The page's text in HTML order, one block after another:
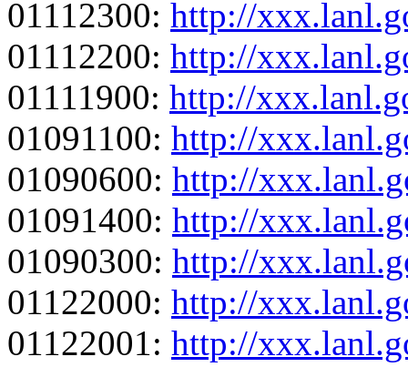
01112300: http://
01112200: http://
01111900: http://
01091100: http://
01090600: http://
01091400: http://
01090300: http://
01122000: http://
01122001: http://